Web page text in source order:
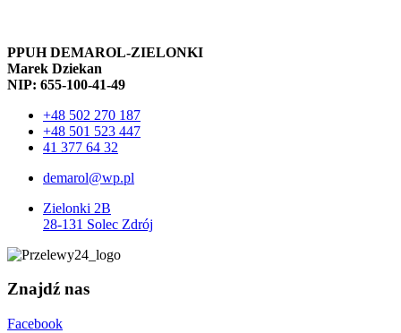
PPUH DEMAROL-ZIELONKI
Marek Dziekan
NIP: 655-100-41-49
+48 502 270 187
+48 501 523 447
41 377 64 32
demarol@wp.pl
Zielonki 2B
28-131 Solec Zdrój
Znajdź nas
Facebook